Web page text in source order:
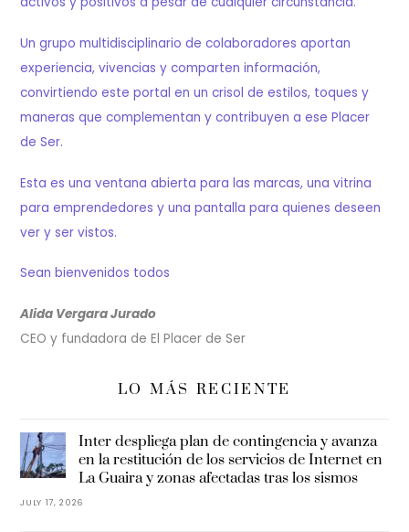
Un grupo multidisciplinario de colaboradores aportan
experiencia, vivencias y comparten información,
convirtiendo este portal en un crisol de estilos, toques y
maneras que complementan y contribuyen a ese Placer
de Ser.
Esta es una ventana abierta para las marcas, una vitrina
para emprendedores y una pantalla para quienes deseen
ver y ser vistos.
Sean bienvenidos todos
Alida Vergara Jurado
CEO y fundadora de El Placer de Ser
LO MÁS RECIENTE
Inter despliega plan de contingencia y avanza
en la restitución de los servicios de Internet en
La Guaira y zonas afectadas tras los sismos
JULY 17, 2026